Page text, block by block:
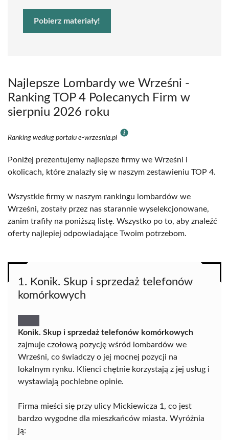
Pobierz materiały!
Najlepsze Lombardy we Wrześni -
Ranking TOP 4 Polecanych Firm w
sierpniu 2026 roku
Ranking według portalu e-wrzesnia.pl
Poniżej prezentujemy najlepsze firmy we Wrześni i
okolicach, które znalazły się w naszym zestawieniu TOP 4.
Wszystkie firmy w naszym rankingu lombardów we
Wrześni, zostały przez nas starannie wyselekcjonowane,
zanim trafiły na poniższą listę. Wszystko po to, aby znaleźć
oferty najlepiej odpowiadające Twoim potrzebom.
1. Konik. Skup i sprzedaż telefonów
komórkowych
Konik. Skup i sprzedaż telefonów komórkowych
zajmuje czołową pozycję wśród lombardów we
Wrześni, co świadczy o jej mocnej pozycji na
lokalnym rynku. Klienci chętnie korzystają z jej usług i
wystawiają pochlebne opinie.
Firma mieści się przy ulicy Mickiewicza 1, co jest
bardzo wygodne dla mieszkańców miasta. Wyróżnia
ją: